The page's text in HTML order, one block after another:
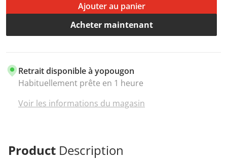
Ajouter au panier
Acheter maintenant
Retrait disponible à yopougon
Habituellement prête en 1 heure
Voir les informations du magasin
Product Description